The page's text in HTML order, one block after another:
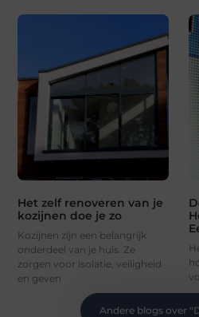
Het zelf renoveren van je
kozijnen doe je zo
Kozijnen zijn een belangrijk
onderdeel van je huis. Ze
zorgen voor isolatie, veiligheid
en geven
Andere blogs over "